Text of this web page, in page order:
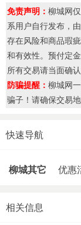
免责声明： 柳城网
系用户自行发布，
存在风险和商品瑕
和有效性。预付定
所有交易请当面确
防骗提醒： 柳城网
骗子！请确保交易
快速导航
柳城其它 优惠
相关信息